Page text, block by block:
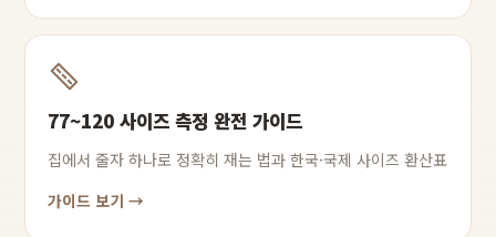
77~120 사이즈 측정 완전 가이드
집에서 줄자 하나로 정확히 재는 법과 한국·국제 사이즈 환산표
가이드 보기 →